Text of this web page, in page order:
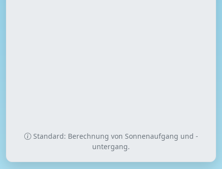
Standard: Berechnung von Sonnenaufgang und -
untergang.